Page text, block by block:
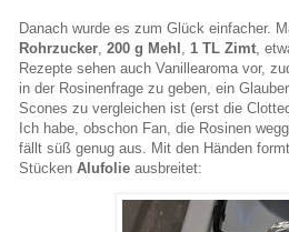
Danach wurde es zum Glück einfacher.
Rohrzucker, 200 g Mehl , 1 TL Zimt,
Rezepte sehen auch Vanillearoma vor,
in der Rosinenfrage zu geben, ein
Scones zu vergleichen ist (erst die
Ich habe, obschon Fan, die Rosinen
fällt süß genug aus. Mit den Händen
Stücken Alufolie ausbreitet: